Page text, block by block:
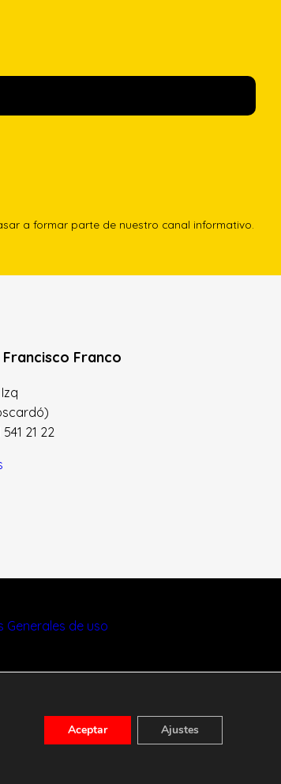
a formar parte de nuestro canal informativo.
Franco
21 22
Generales de uso
Aceptar Ajustes